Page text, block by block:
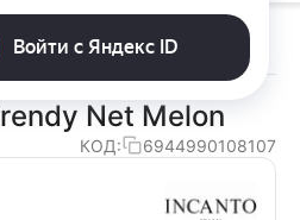
Melon
Net Melon
КОД: 6944990108107